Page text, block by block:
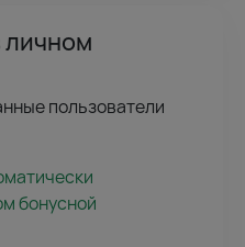
личном
пользователи
бонусной